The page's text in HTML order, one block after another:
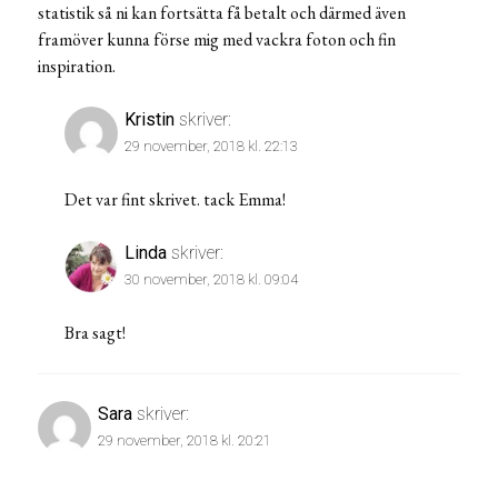
statistik så ni kan fortsätta få betalt och därmed även
framöver kunna förse mig med vackra foton och fin
inspiration.
Kristin skriver:
29 november, 2018 kl. 22:13
Det var fint skrivet. tack Emma!
Linda skriver:
30 november, 2018 kl. 09:04
Bra sagt!
Sara skriver:
29 november, 2018 kl. 20:21